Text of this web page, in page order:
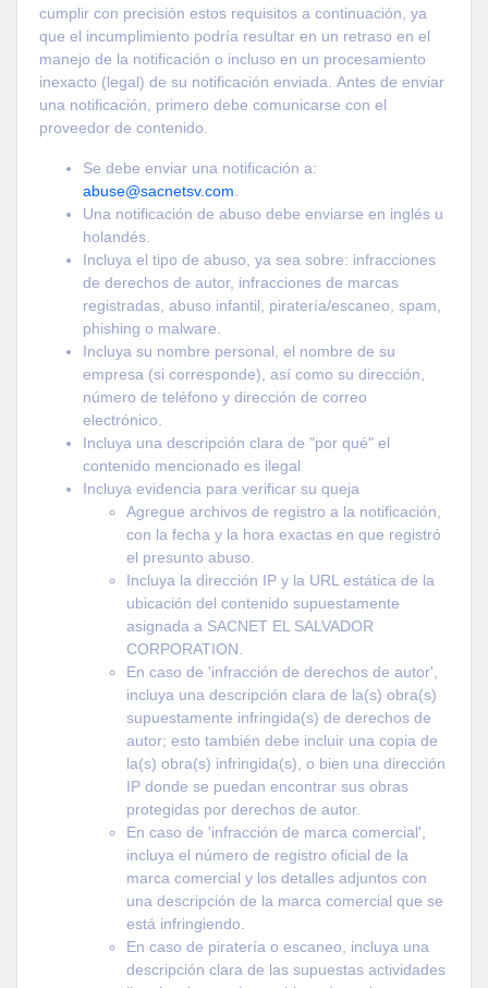
cumplir con precisión estos requisitos a continuación, ya
que el incumplimiento podría resultar en un retraso en el
manejo de la notificación o incluso en un procesamiento
inexacto (legal) de su notificación enviada. Antes de enviar
una notificación, primero debe comunicarse con el
proveedor de contenido.
Se debe enviar una notificación a:
abuse@sacnetsv.com
Una notificación de abuso debe enviarse en inglés u
holandés.
Incluya el tipo de abuso, ya sea sobre: ​​infracciones
de derechos de autor, infracciones de marcas
registradas, abuso infantil, piratería/escaneo, spam,
phishing o malware.
Incluya su nombre personal, el nombre de su
empresa (si corresponde), así como su dirección,
número de teléfono y dirección de correo
electrónico.
Incluya una descripción clara de "por qué" el
contenido mencionado es ilegal
Incluya evidencia para verificar su queja
Agregue archivos de registro a la notificación,
con la fecha y la hora exactas en que registró
el presunto abuso.
Incluya la dirección IP y la URL estática de la
ubicación del contenido supuestamente
asignada a SACNET EL SALVADOR
CORPORATION.
En caso de 'infracción de derechos de autor',
incluya una descripción clara de la(s) obra(s)
supuestamente infringida(s) de derechos de
autor; esto también debe incluir una copia de
la(s) obra(s) infringida(s), o bien una dirección
IP donde se puedan encontrar sus obras
protegidas por derechos de autor.
En caso de 'infracción de marca comercial',
incluya el número de registro oficial de la
marca comercial y los detalles adjuntos con
una descripción de la marca comercial que se
está infringiendo.
En caso de piratería o escaneo, incluya una
descripción clara de las supuestas actividades